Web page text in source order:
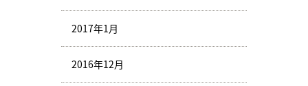
2017年1月
2016年12月